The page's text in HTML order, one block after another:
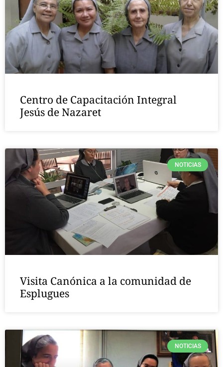
Centro de Capacitación Integral
Jesús de Nazaret
NOTICIAS
Visita Canónica a la comunidad de
Esplugues
NOTICIAS